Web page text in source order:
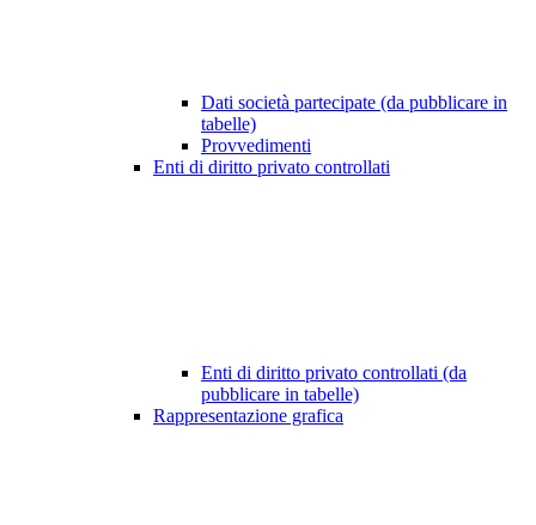
Dati società partecipate (da pubblicare in
tabelle)
Provvedimenti
Enti di diritto privato controllati
Enti di diritto privato controllati (da
pubblicare in tabelle)
Rappresentazione grafica